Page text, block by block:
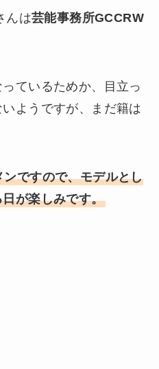
んは芸能事務所GCCRW
ているためか、目立っ
ようですが、まだ籍は
ですので、モデルとし
が楽しみです。